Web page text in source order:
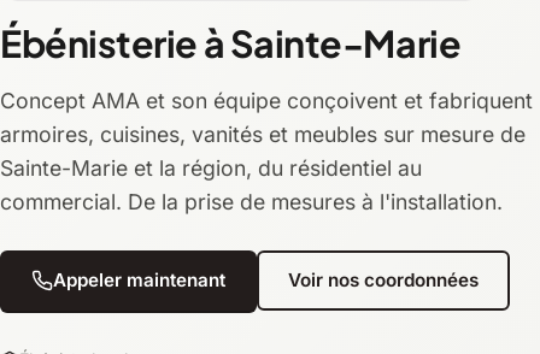
Ébénisterie à Sainte-Marie
Concept AMA et son équipe conçoivent et fabriquent
armoires, cuisines, vanités et meubles sur mesure de
Sainte-Marie et la région, du résidentiel au
commercial. De la prise de mesures à l'installation.
Appeler maintenant Voir nos coordonnées